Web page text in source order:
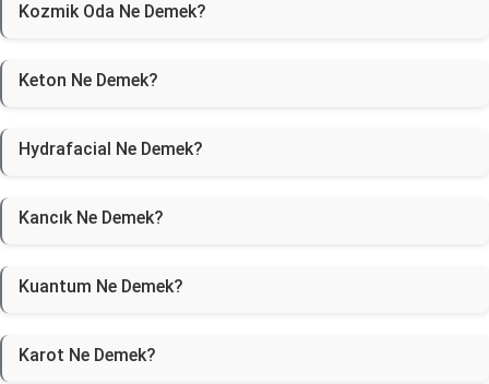
Kozmik Oda Ne Demek?
Keton Ne Demek?
Hydrafacial Ne Demek?
Kancık Ne Demek?
Kuantum Ne Demek?
Karot Ne Demek?